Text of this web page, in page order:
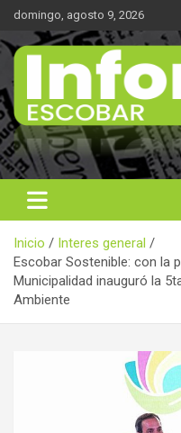
Saltar
contenido
domingo, agosto 9, 2026
Informe 21
Noticas reales
Inicio
Interes general
Escobar Sostenible: con la
Municipalidad inauguró la
Ambiente